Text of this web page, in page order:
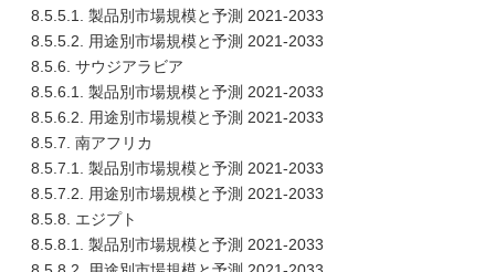
8.5.5.1. 製品別市場規模と予測 2021-2033
8.5.5.2. 用途別市場規模と予測 2021-2033
8.5.6. サウジアラビア
8.5.6.1. 製品別市場規模と予測 2021-2033
8.5.6.2. 用途別市場規模と予測 2021-2033
8.5.7. 南アフリカ
8.5.7.1. 製品別市場規模と予測 2021-2033
8.5.7.2. 用途別市場規模と予測 2021-2033
8.5.8. エジプト
8.5.8.1. 製品別市場規模と予測 2021-2033